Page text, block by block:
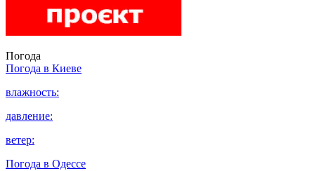
Погода
Погода в Киеве
влажность:
давление:
ветер:
Погода в Одессе